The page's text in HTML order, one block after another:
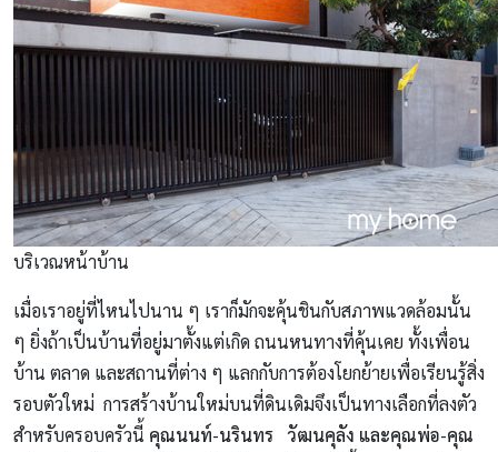
บริเวณหน้าบ้าน
เมื่อเราอยู่ที่ไหนไปนาน ๆ เราก็มักจะคุ้นชินกับสภาพแวดล้อมนั้น
ๆ ยิ่งถ้าเป็นบ้านที่อยู่มาตั้งแต่เกิด ถนนหนทางที่คุ้นเคย ทั้งเพื่อน
บ้าน ตลาด และสถานที่ต่าง ๆ แลกกับการต้องโยกย้ายเพื่อเรียนรู้สิ่ง
รอบตัวใหม่ การสร้างบ้านใหม่บนที่ดินเดิมจึงเป็นทางเลือกที่ลงตัว
สําหรับครอบครัวนี้ คุณนนท์-นรินทร วัฒนคุลัง และคุณพ่อ-คุณ